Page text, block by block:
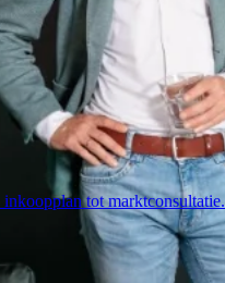
tot marktconsultatie.